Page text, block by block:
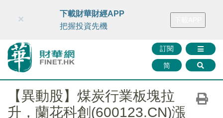
財華智庫網 FINTV FINMETA 財華證券 媒體矩陣
訂閱
简
×
下載財華財經APP
把握投資先機
【異動股】煤炭行業板塊拉
升，蘭花科創(600123.CN)漲